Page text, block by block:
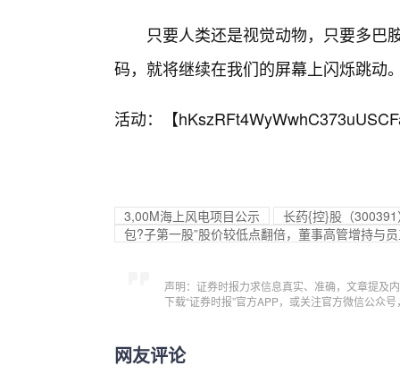
只要人类还是视觉动物，只要多巴
码，就将继续在我们的屏幕上闪烁跳动
活动：【
3,00M海上风电项目公示
长药{控}股（
包?子第一股”股价较低点翻倍，董事高管增持与
声明：证券时报力求信息真实、准确，文章提及
下载“证券时报”官方APP，或关注官方微信公众
网友评论